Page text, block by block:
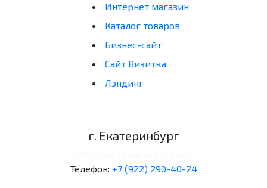
Интернет магазин
Каталог товаров
Бизнес-сайт
Сайт Визитка
Лэндинг
г. Екатеринбург
Телефон: +7 (922) 290-40-24